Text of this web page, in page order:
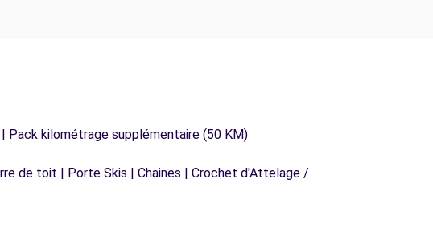
Pack kilométrage supplémentaire (50 KM)
de toit | Porte Skis | Chaines | Crochet d'Attelage /